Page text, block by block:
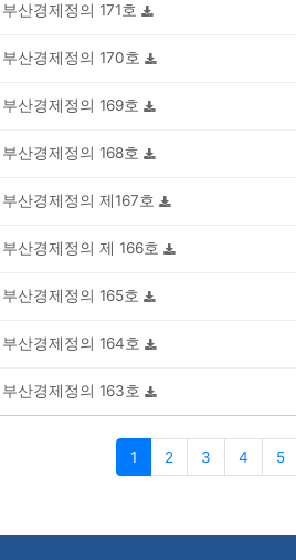
부산경제정의 171호
부산경제정의 170호
부산경제정의 169호
부산경제정의 168호
부산경제정의 제167호
부산경제정의 제 166호
부산경제정의 165호
부산경제정의 164호
부산경제정의 163호
1 2 3 4 5